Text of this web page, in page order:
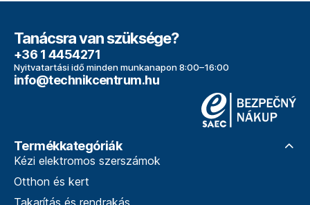
Tanácsra van szüksége?
+36 1 4454271
Nyitvatartási idő minden munkanapon 8:00–16:00
info@technikcentrum.hu
Termékkategóriák
Kézi elektromos szerszámok
Otthon és kert
Takarítás és rendrakás